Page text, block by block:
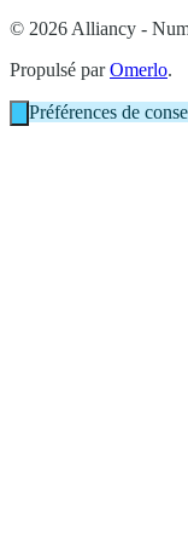
© 2026 Alliancy -
Propulsé parOmerlo.
Préférences de